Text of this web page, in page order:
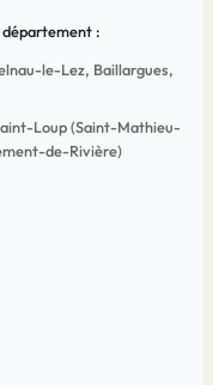
:
le-Lez, Baillargues,
Loup (Saint-Mathieu-
de-Rivière)